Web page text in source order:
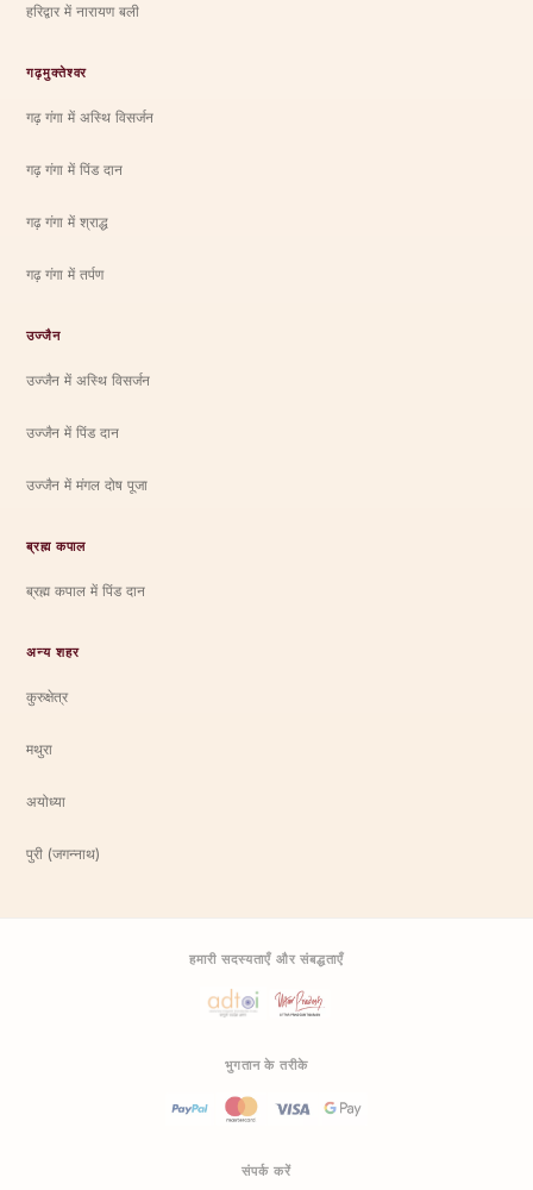
हरिद्वार में नारायण बली
गढ़मुक्तेश्वर
गढ़ गंगा में अस्थि विसर्जन
गढ़ गंगा में पिंड दान
गढ़ गंगा में श्राद्ध
गढ़ गंगा में तर्पण
उज्जैन
उज्जैन में अस्थि विसर्जन
उज्जैन में पिंड दान
उज्जैन में मंगल दोष पूजा
ब्रह्म कपाल
ब्रह्म कपाल में पिंड दान
अन्य शहर
कुरुक्षेत्र
मथुरा
अयोध्या
पुरी (जगन्नाथ)
हमारी सदस्यताएँ और संबद्धताएँ
भुगतान के तरीके
संपर्क करें